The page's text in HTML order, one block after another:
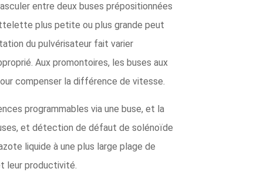
entre deux buses prépositionnées
plus petite ou plus grande peut
du pulvérisateur fait varier
Aux promontoires, les buses aux
compenser la différence de vitesse.
programmables via une buse, et la
et détection de défaut de solénoïde
liquide à une plus large plage de
leur productivité.